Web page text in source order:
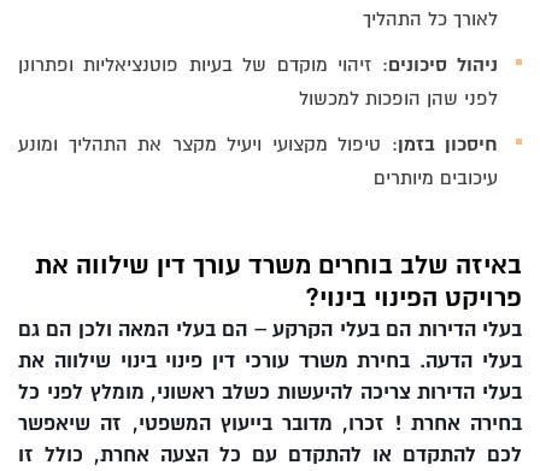
לאורך כל התהליך
ניהול סיכונים: זיהוי מוקדם של בעיות פוטנציאליות ופתרונן
לפני שהן הופכות למכשול
חיסכון בזמן: טיפול מקצועי ויעיל מקצר את התהליך ומונע
עיכובים מיותרים
באיזה שלב בוחרים משרד עורך דין שילווה את
פרויקט הפינוי בינוי?
בעלי הדירות הם בעלי הקרקע – הם בעלי המאה ולכן הם גם
בעלי הדעה. בחירת משרד עורכי דין פינוי בינוי שילווה את
בעלי הדירות צריכה להיעשות כשלב ראשוני, מומלץ לפני כל
בחירה אחרת ! זכרו, מדובר בייעוץ המשפטי, זה שיאפשר
לכם להתקדם או להתקדם עם כל הצעה אחרת, כולל זו